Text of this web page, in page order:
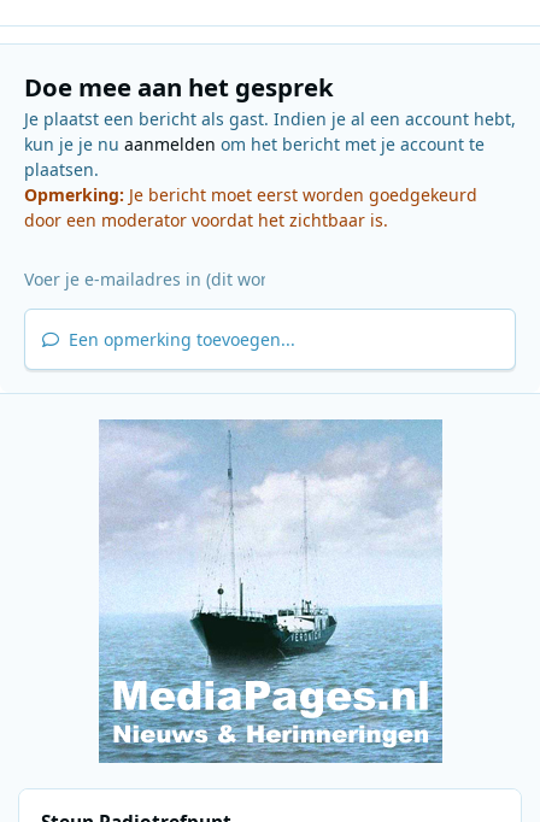
Doe mee aan het gesprek
Je plaatst een bericht als gast. Indien je al een account hebt,
kun je je nu aanmelden om het bericht met je account te
plaatsen.
Opmerking: Je bericht moet eerst worden goedgekeurd
door een moderator voordat het zichtbaar is.
Een opmerking toevoegen...